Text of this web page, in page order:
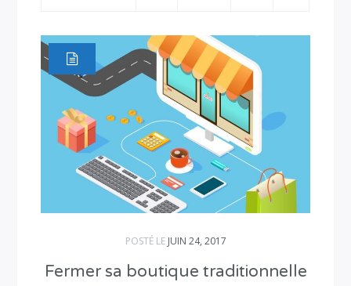
POSTÉ LE JUIN 24, 2017
Fermer sa boutique traditionnelle